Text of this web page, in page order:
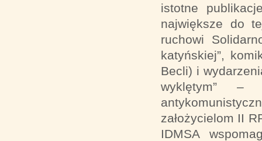
istotne
największe do
ruchowi
katyńskiej”,
Becli) i
wyklętym” –
założycielom II
IDMSA